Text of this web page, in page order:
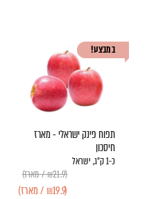
במבצע!
תפוח פינק ישראלי - מארז
חיסכון
כ-1 ק"ג, ישראל
(₪21.9 / מארז)
(₪19.9 / מארז)